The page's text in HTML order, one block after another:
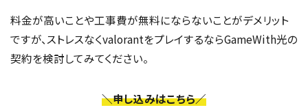
料金が高いことや工事費が無料にならないことがデメリット
ですが、ストレスなくvalorantをプレイするならGameWith光の
契約を検討してみてください。
＼申し込みはこちら／